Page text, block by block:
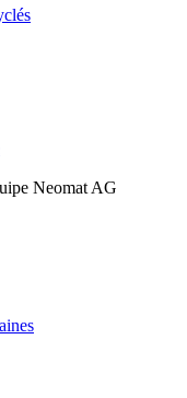
Neomat AG